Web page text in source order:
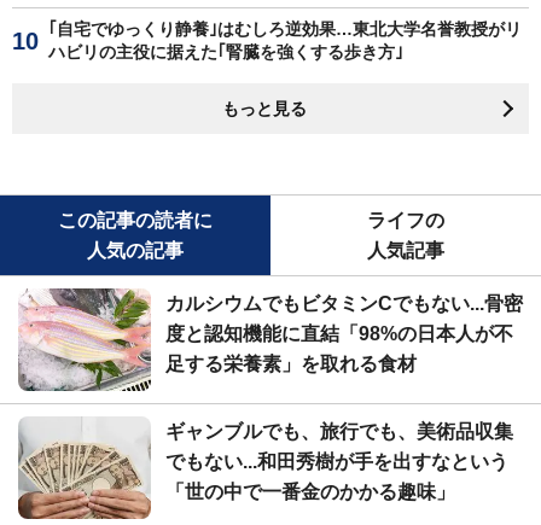
｢自宅でゆっくり静養｣はむしろ逆効果…東北大学名誉教授がリ
ハビリの主役に据えた｢腎臓を強くする歩き方｣
もっと見る
この記事の読者に
人気の記事
ライフの
人気記事
カルシウムでもビタミンCでもない...骨密
度と認知機能に直結「98%の日本人が不
足する栄養素」を取れる食材
ギャンブルでも、旅行でも、美術品収集
でもない...和田秀樹が手を出すなという
「世の中で一番金のかかる趣味」